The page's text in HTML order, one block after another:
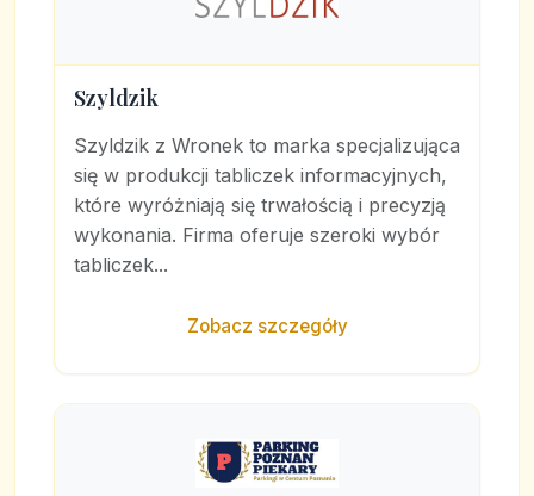
Szyldzik
Szyldzik z Wronek to marka specjalizująca
się w produkcji tabliczek informacyjnych,
które wyróżniają się trwałością i precyzją
wykonania. Firma oferuje szeroki wybór
tabliczek...
Zobacz szczegóły